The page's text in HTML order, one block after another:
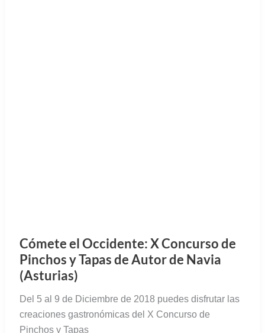
Cómete el Occidente: X Concurso de
Pinchos y Tapas de Autor de Navia
(Asturias)
Del 5 al 9 de Diciembre de 2018 puedes disfrutar las
creaciones gastronómicas del X Concurso de
Pinchos y Tapas